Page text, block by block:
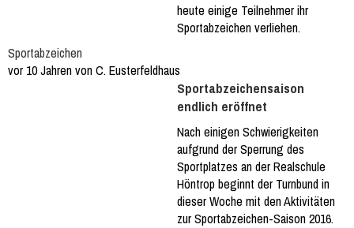
heute einige Teilnehmer ihr
Sportabzeichen verliehen.
Sportabzeichen
vor 10 Jahren von C. Eusterfeldhaus
Sportabzeichensaison
endlich eröffnet
Nach einigen Schwierigkeiten
aufgrund der Sperrung des
Sportplatzes an der Realschule
Höntrop beginnt der Turnbund in
dieser Woche mit den Aktivitäten
zur Sportabzeichen-Saison 2016.